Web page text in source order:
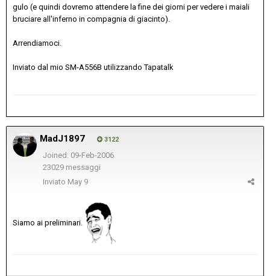
gulo (e quindi dovremo attendere la fine dei giorni per vedere i maiali
bruciare all'inferno in compagnia di giacinto).
Arrendiamoci.
Inviato dal mio SM-A556B utilizzando Tapatalk
MadJ1897 3122
Joined: 09-Feb-2006
23029 messaggi
Inviato May 9
Siamo ai preliminari.